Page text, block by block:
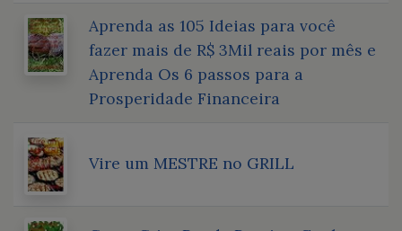
Aprenda as 105 Ideias para você
fazer mais de R$ 3Mil reais por mês e
Aprenda Os 6 passos para a
Prosperidade Financeira
Vire um MESTRE no GRILL